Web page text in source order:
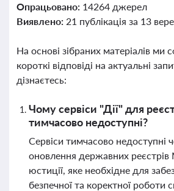
Опрацьовано: 14264 джерел
Виявлено: 21 публікація за 13
На основі зібраних матеріалів ми
короткі відповіді на актуальні
дізнаєтесь:
Чому сервіси "Дії" для
тимчасово недоступні?
Сервіси тимчасово недоступні
оновлення державних реєстрів
юстиції, яке необхідне для
безпечної та коректної роботи